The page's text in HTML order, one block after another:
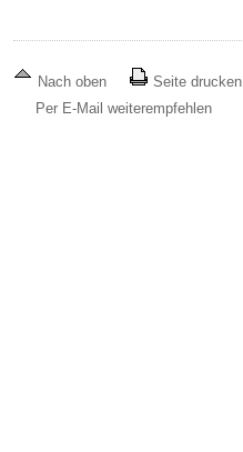
Nach oben
Seite drucken
Per E-Mail weiterempfehlen